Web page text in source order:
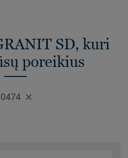
SD, kuri
poreikius